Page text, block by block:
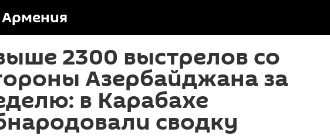
Армения
2300 выстрелов со
Азербайджана за
в Карабахе
сводку